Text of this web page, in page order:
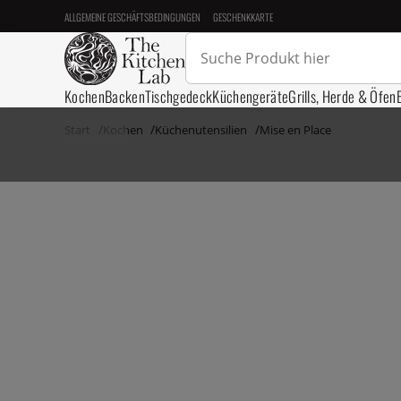
ALLGEMEINE GESCHÄFTSBEDINGUNGEN GESCHENKKARTE
KochenBackenTischgedeckKüchengeräteGrills, Herde & Öfen
Start Kochen Küchenutensilien Mise en Place